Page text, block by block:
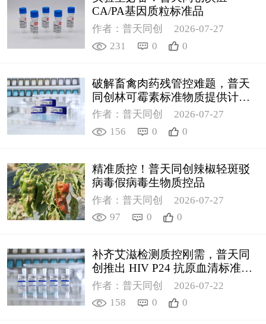
CA/PA基因质粒标准品
作者：普天同创
2026-07-27
231
0 0
破解畜禽肉药残管控难题，普天
同创林可霉素标准物质提供计量
支撑
作者：普天同创
2026-07-27
156
0 0
精准质控！普天同创辣椒轻斑驳
病毒假病毒生物质控品
作者：普天同创
2026-07-27
97
0 0
补齐艾滋检测质控刚需，普天同
创推出 HIV P24 抗原血清标准物
质
作者：普天同创
2026-07-22
158
0 0